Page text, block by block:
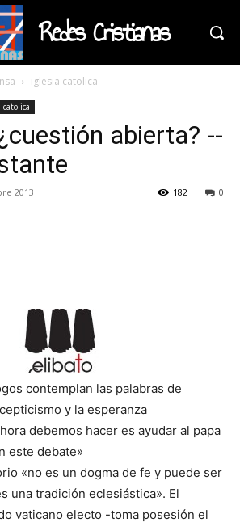
Redes Cristianas
iglesia catolica
catolica
abierta? --
2013 0
182
contemplan las palabras de
y la esperanza
debemos hacer es ayudar al papa
este debate»
«no es un dogma de fe y puede ser
una tradición eclesiástica». El
vaticano electo -toma posesión el